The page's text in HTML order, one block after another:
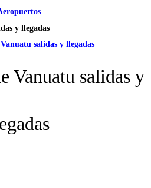
y llegadas
salidas y llegadas
Vanuatu salidas y